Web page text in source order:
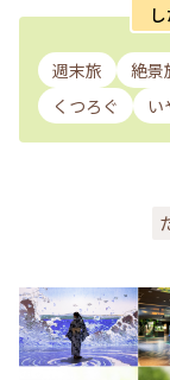
週末旅 絶景
くつろぐ
い